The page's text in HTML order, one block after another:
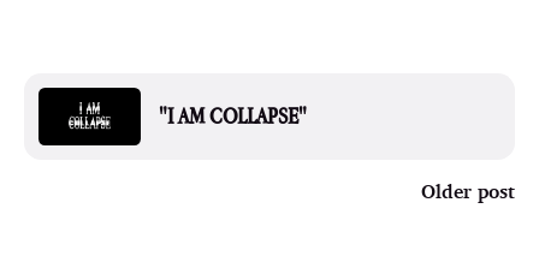
"I AM COLLAPSE"
Older post